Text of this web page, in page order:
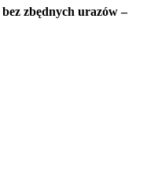
zbędnych urazów –